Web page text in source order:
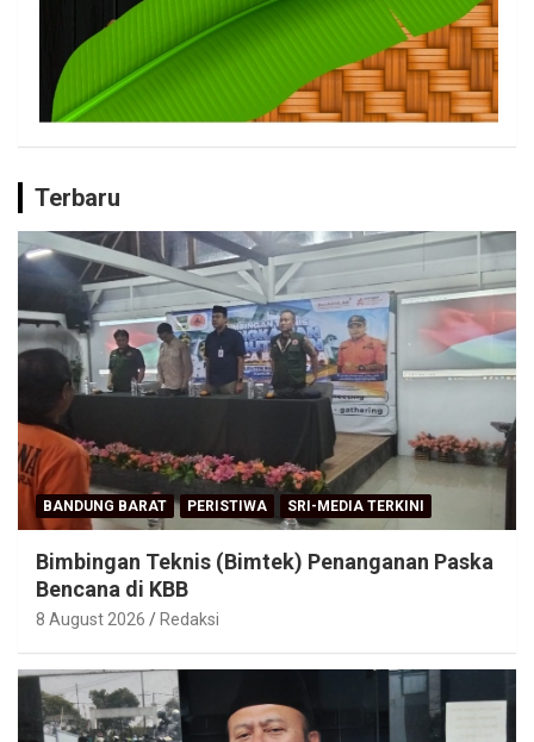
Terbaru
BANDUNG BARAT PERISTIWA SRI-MEDIA TERKINI
Bimbingan Teknis (Bimtek) Penanganan Paska
Bencana di KBB
8 August 2026 Redaksi